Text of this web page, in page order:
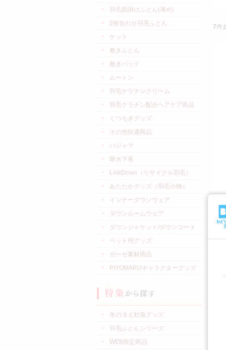
7件
羽毛肌掛けふとん(薄め)
2枚合わせ羽毛ふとん
ケット
敷きふとん
敷きパッド
ムートン
羽毛ケラチンクリーム
羽毛ケラチン配合ヘアケア商品
くつろぎグッズ
その他快適商品
パジャマ
吸水下着
LinkDown（リサイクル羽毛）
あたたかグッズ（羽毛小物）
インナーダウンウェア
ダウンルームウェア
ダウンジャケット/ダウンコート
ペット用グッズ
ガーゼ素材商品
PIYOMARUキャラクターグッズ
冬の冷え対策グッズ
羽毛ふとんシリーズ
WEB限定商品